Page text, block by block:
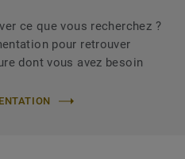
ce que vous recherchez ?
pour retrouver
dont vous avez besoin